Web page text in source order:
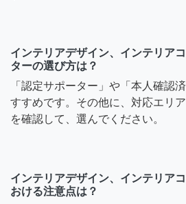
インテリアデザイン、インテリア
ターの選び方は？
「認定サポーター」や「本人確認
すすめです。その他に、対応エリ
を確認して、選んでください。
インテリアデザイン、インテリア
おける注意点は？